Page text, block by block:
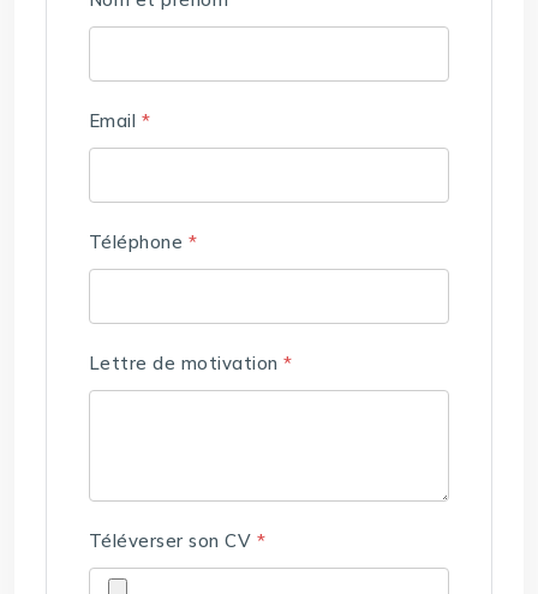
Email *
Téléphone *
Lettre de motivation*
Téléverser son CV *